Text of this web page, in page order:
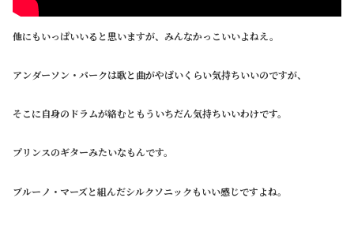
他にもいっぱいいると思いますが、みんなかっこいいよねえ。
アンダーソン・パークは歌と曲がやばいくらい気持ちいいのですが、
そこに自身のドラムが絡むともういちだん気持ちいいわけです。
プリンスのギターみたいなもんです。
ブルーノ・マーズと組んだシルクソニックもいい感じですよね。